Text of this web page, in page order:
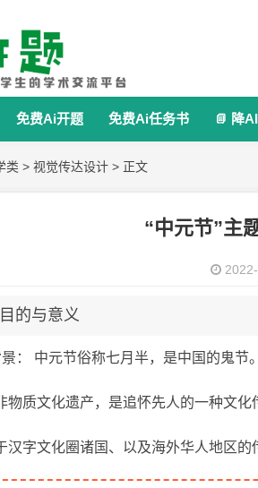
免费Ai开题 免费Ai任务书  降
类 > 视觉传达设计 > 正文
“中元节”主
的与意义
景： 中元节俗称七月半，是中国的鬼节。
物质文化遗产，是追怀先人的一种文化
汉字文化圈诸国、以及海外华人地区的